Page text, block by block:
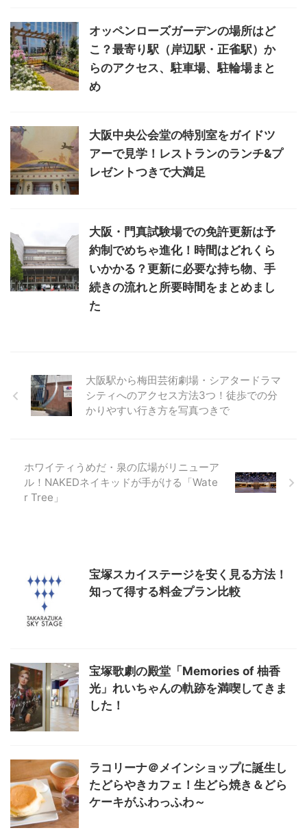
オッペンローズガーデンの場所はど
こ？最寄り駅（岸辺駅・正雀駅）か
らのアクセス、駐車場、駐輪場まと
め
大阪中央公会堂の特別室をガイドツ
アーで見学！レストランのランチ&プ
レゼントつきで大満足
大阪・門真試験場での免許更新は予
約制でめちゃ進化！時間はどれくら
いかかる？更新に必要な持ち物、手
続きの流れと所要時間をまとめまし
た
大阪駅から梅田芸術劇場・シアタードラマ
シティへのアクセス方法3つ！徒歩での分
かりやすい行き方を写真つきで
ホワイティうめだ・泉の広場がリニューア
ル！NAKEDネイキッドが手がける「Wate
r Tree」
宝塚スカイステージを安く見る方法！
知って得する料金プラン比較
宝塚歌劇の殿堂「Memories of 柚香
光」れいちゃんの軌跡を満喫してきま
した！
ラコリーナ＠メインショップに誕生し
たどらやきカフェ！生どら焼き＆どら
ケーキがふわっふわ～